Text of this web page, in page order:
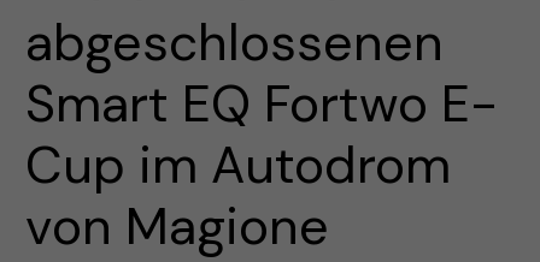
abgeschlossenen
Smart EQ Fortwo E-
Cup im Autodrom
von Magione